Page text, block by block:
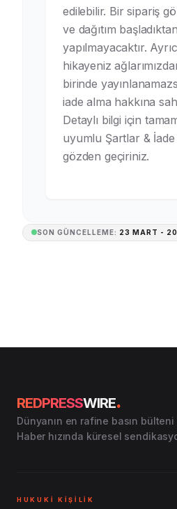
edilebilir. Bir sipariş
ve dağıtım
yapılmayacaktır.
hikayeniz
birinde
iade alma hakkına
Detaylı bilgi için
uyumlu Şartlar & İade
gözden geçiriniz.
SON GÜNCELLEME: 23 MART -
REDPRESSWIRE.
Dünyanın en rafine basın bülteni
Haber hızında küresel
HUKUKİ KİŞİLİK